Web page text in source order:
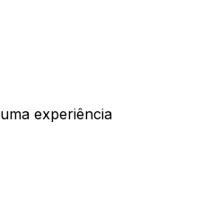
uma experiência